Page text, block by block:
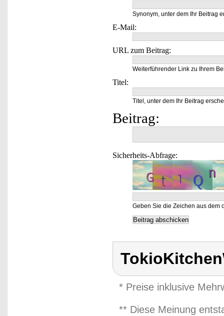
Synonym, unter dem Ihr Beitrag
E-Mail:
URL zum Beitrag:
Weiterführender Link zu Ihrem
Titel:
Titel, unter dem Ihr Beitrag
Beitrag:
Sicherheits-Abfrage:
Geben Sie die Zeichen aus dem
* Preise inklusive
** Diese Meinung